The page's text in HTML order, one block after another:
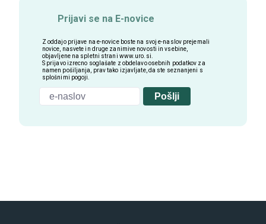
Prijavi se na E-novice
Z oddajo prijave na e-novice boste na svoj e-naslov prejemali
novice, nasvete in druge zanimive novosti in vsebine,
objavljene na spletni strani www.uro.si
S prijavo izrecno soglašate z obdelavo osebnih podatkov za
namen pošiljanja, prav tako izjavljate, da ste seznanjeni s
splošnimi pogoji.
Pošlji